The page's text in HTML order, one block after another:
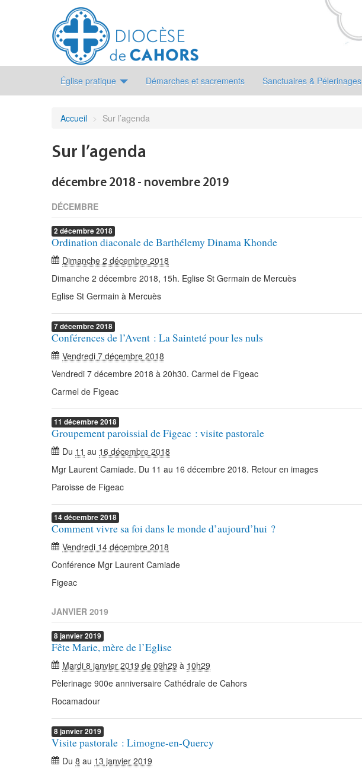
Église pratique Démarches et sacrements Sanctuaires & Pélerinages
Accueil > Sur l’agenda
Sur l’agenda
décembre 2018 - novembre 2019
DÉCEMBRE
2 décembre2018
Ordination diaconale de Barthélemy Dinama Khonde
Dimanche 2 décembre 2018
Dimanche 2 décembre 2018, 15h. Eglise St Germain de Mercuès
Eglise St Germain à Mercuès
7décembre2018
Conférences de l’Avent : La Sainteté pour les nuls
Vendredi 7 décembre 2018
Vendredi 7 décembre 2018 à 20h30. Carmel de Figeac
Carmel de Figeac
11 décembre2018
Groupement paroissial de Figeac : visite pastorale
Du 11 au 16 décembre 2018
Mgr Laurent Camiade. Du 11 au 16 décembre 2018. Retour en images
Paroisse de Figeac
14décembre2018
Comment vivre sa foi dans le monde d’aujourd’hui ?
Vendredi 14 décembre 2018
Conférence Mgr Laurent Camiade
Figeac
JANVIER 2019
8janvier2019
Fête Marie, mère de l’Eglise
Mardi 8 janvier 2019 de 09h29 à 10h29
Pèlerinage 900e anniversaire Cathédrale de Cahors
Rocamadour
8janvier2019
Visite pastorale : Limogne-en-Quercy
Du 8 au 13 janvier 2019